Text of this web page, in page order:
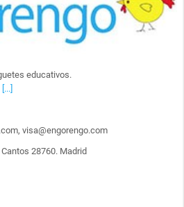
educativos.
[...]
visa@engorengo.com
28760. Madrid